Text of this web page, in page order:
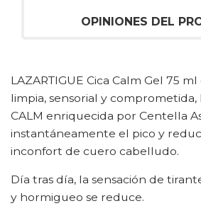
OPINIONES DEL
LAZARTIGUE Cica Calm Gel 75
limpia, sensorial y comprometida,
CALM enriquecida por Centella
instantáneamente el pico y
inconfort de cuero cabelludo.
Día tras día, la sensación de
y hormigueo se reduce.